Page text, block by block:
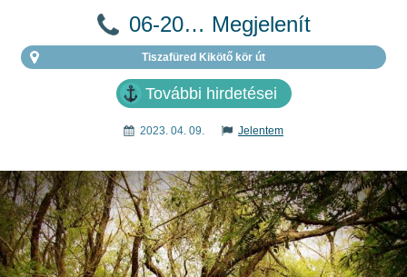
06-20… Megjelenít
Tiszafüred Kikötő kör út
További hirdetései
2023. 04. 09. Jelentem